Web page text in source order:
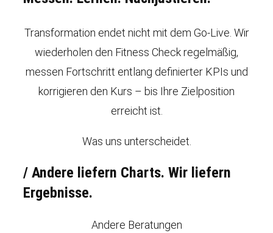
Transformation endet nicht mit dem Go-Live. Wir
wiederholen den Fitness Check regelmäßig,
messen Fortschritt entlang definierter KPIs und
korrigieren den Kurs – bis Ihre Zielposition
erreicht ist.
Was uns unterscheidet.
/ Andere liefern Charts. Wir liefern
Ergebnisse.
Andere Beratungen